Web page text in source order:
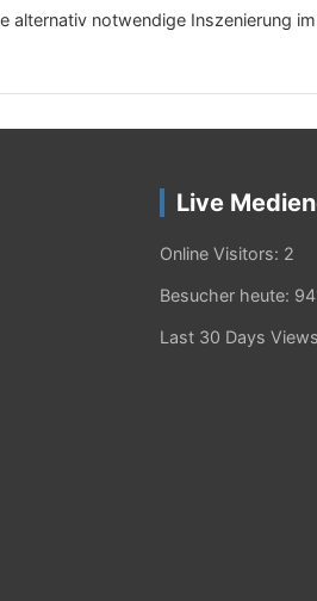
alternativ notwendige Inszenierung
Live
Online Visitors: 2
Besucher heute:
Last 30 Days